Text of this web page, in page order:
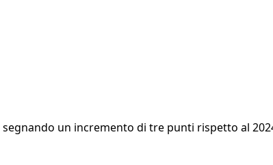
un incremento di tre punti rispetto al